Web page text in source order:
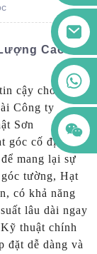
Cao Để
cậy cho dự án
Công ty
Sơn
góc cố định
mang lại sự
tường, Hạt
có khả năng
lâu dài ngay
thuật chính
đặt dễ dàng và